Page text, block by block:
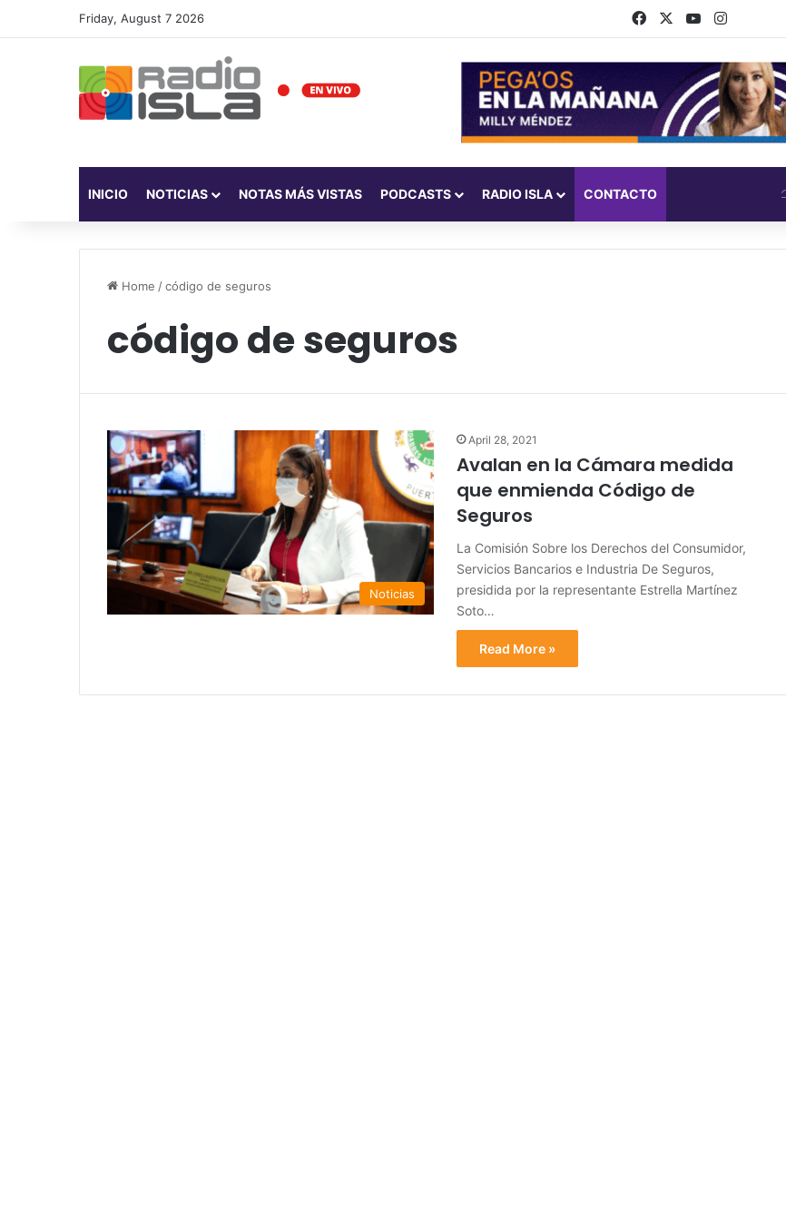
Friday, August 7 2026 FacebookYouTubeInstagram
INICIO NOTICIAS NOTAS MÁS VISTAS PODCASTS RADIO ISLA CONTACTO
Home /código de seguros
código de seguros
Noticias
April 28, 2021
Avalan en la Cámara medida
que enmienda Código de
Seguros
La Comisión Sobre los Derechos del Consumidor,
Servicios Bancarios e Industria De Seguros,
presidida por la representante Estrella Martínez
Soto…
Read More »